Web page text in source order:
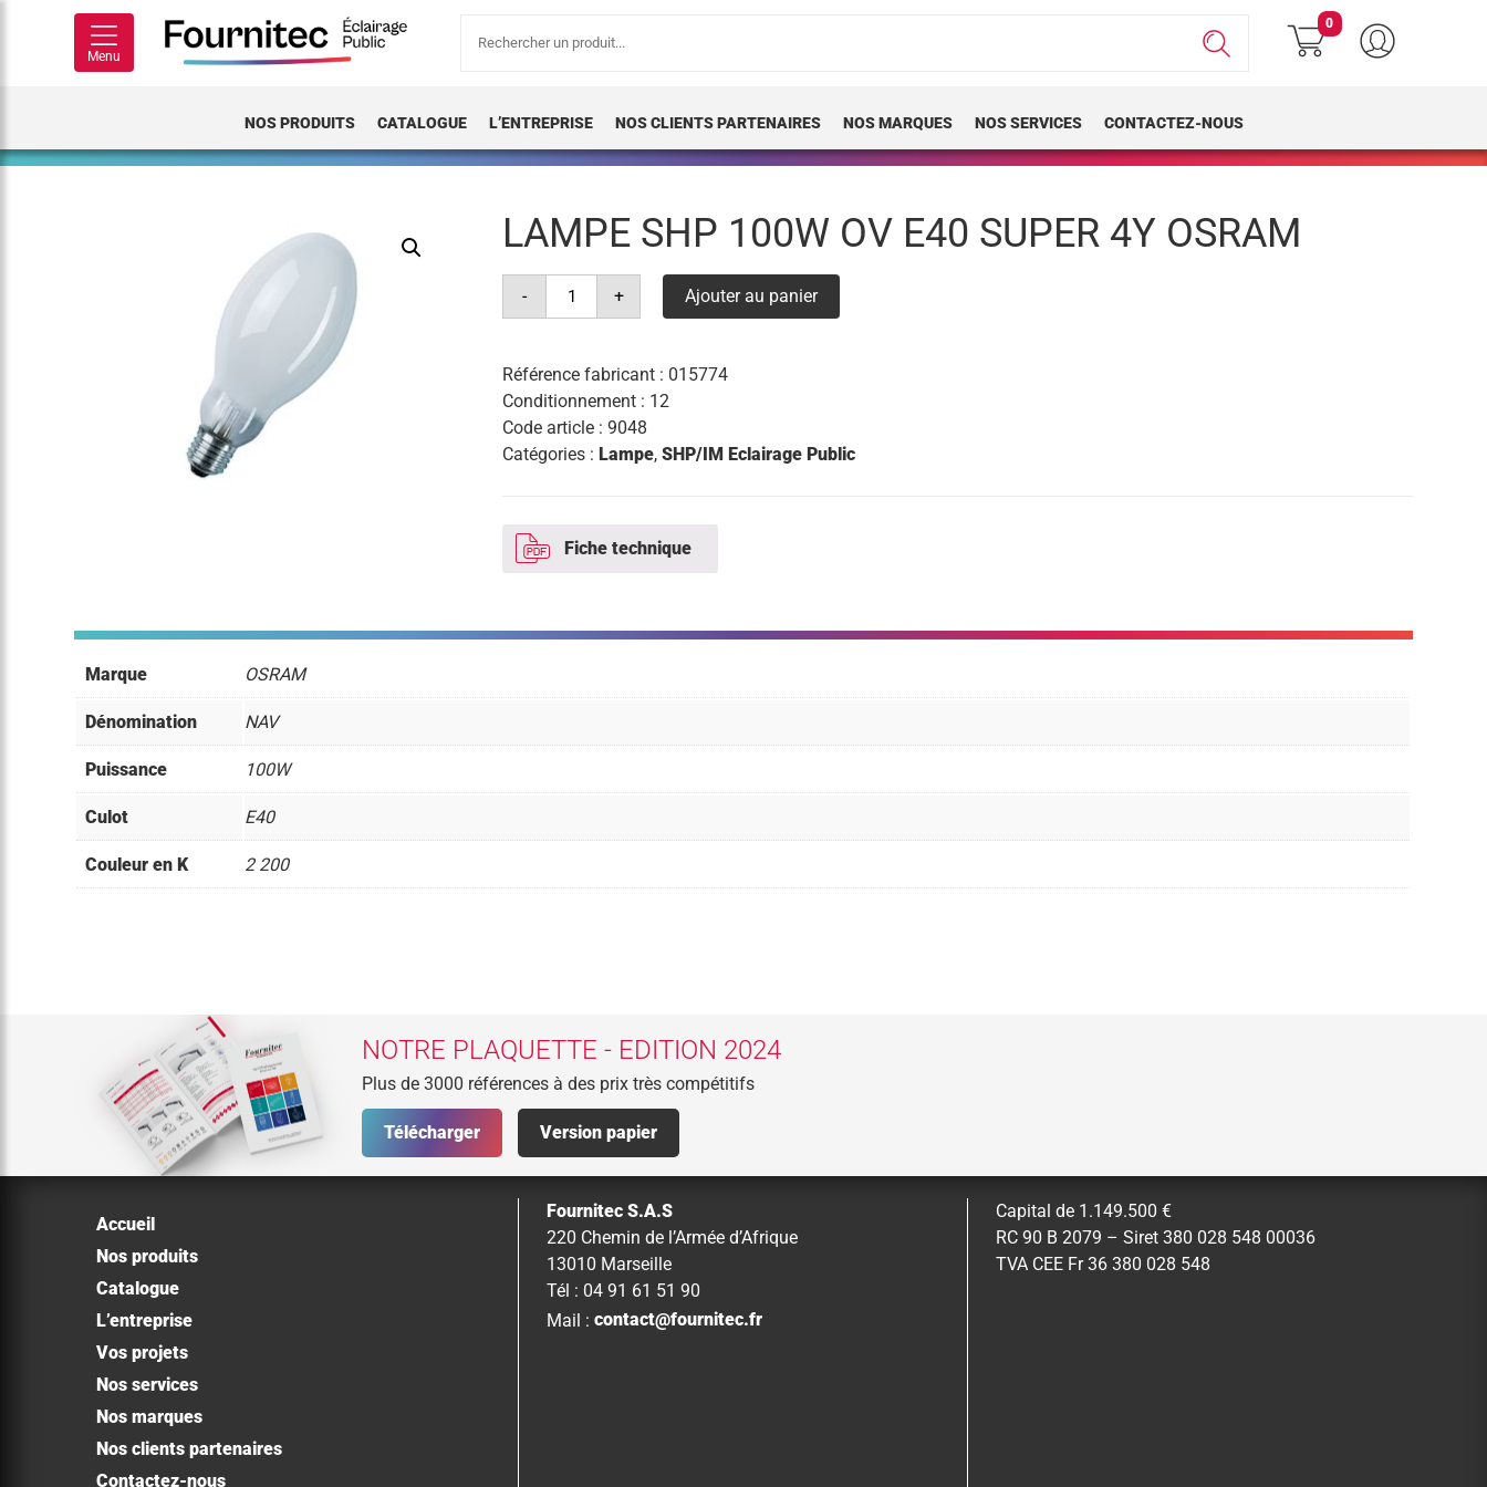
Menu
pour :
0
NOS PRODUITS CATALOGUE L’ENTREPRISE NOS CLIENTS PARTENAIRES NOS MARQUES NOS SERVICES CONTACTEZ-NOUS
LAMPE SHP 100W OV E40 SUPER 4Y OSRAM
-
quantité
lampe
ov
e40
super
4y
osram
+ Ajouter au panier
Référence fabricant : 015774
Conditionnement : 12
Code article :9048
Catégories :Lampe,SHP/IM Eclairage Public
Fiche technique
Marque OSRAM
Dénomination NAV
Puissance 100W
Culot E40
Couleur en K 2 200
NOTRE PLAQUETTE - EDITION 2024
Plus de 3000 références à des prix très compétitifs
Télécharger Version papier
Accueil
Nos produits
Catalogue
L’entreprise
Vos projets
Nos services
Nos marques
Nos clients partenaires
Contactez-nous
Fournitec S.A.S
220 Chemin de l’Armée d’Afrique
13010 Marseille
Tél : 04 91 61 51 90
Mail : contact@fournitec.fr
Capital de 1.149.500 €
RC 90 B 2079 – Siret 380 028 548 00036
TVA CEE Fr 36 380 028 548